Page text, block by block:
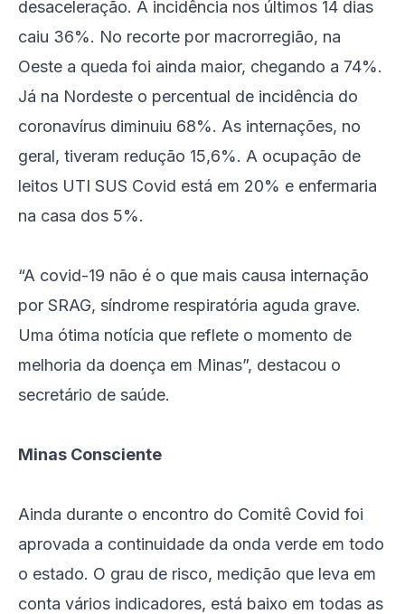
desaceleração. A incidência nos últimos 14 dias
caiu 36%. No recorte por macrorregião, na
Oeste a queda foi ainda maior, chegando a 74%.
Já na Nordeste o percentual de incidência do
coronavírus diminuiu 68%. As internações, no
geral, tiveram redução 15,6%. A ocupação de
leitos UTI SUS Covid está em 20% e enfermaria
na casa dos 5%.
“A covid-19 não é o que mais causa internação
por SRAG, síndrome respiratória aguda grave.
Uma ótima notícia que reflete o momento de
melhoria da doença em Minas”, destacou o
secretário de saúde.
Minas Consciente
Ainda durante o encontro do Comitê Covid foi
aprovada a continuidade da onda verde em todo
o estado. O grau de risco, medição que leva em
conta vários indicadores, está baixo em todas as